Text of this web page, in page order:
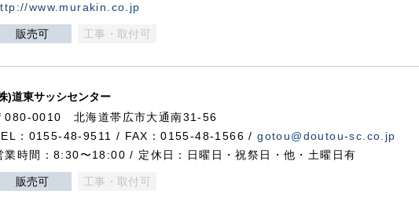
www.murakin.co.jp
販売可 工事・取付可
)道東サッシセンター
080-0010 北海道帯広市大通南31-56
：0155-48-9511 / FAX：0155-48-1566 /gotou@doutou-sc.co.jp
業時間：8:30〜18:00 / 定休日：日曜日・祝祭日・他・土曜日有
販売可 工事・取付可